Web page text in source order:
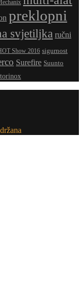
preklopni
svjetiljka ručni
Show 2016 sigurnost
Surefire Suunto